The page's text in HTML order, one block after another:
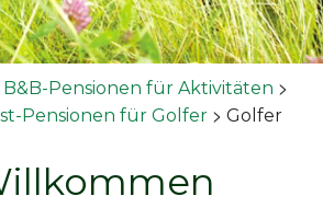
B&B-Pensionen für Aktivitäten >
Pensionen für Golfer > Golfer